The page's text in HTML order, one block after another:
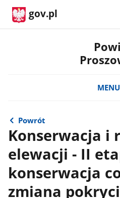
gov.pl
MENU
Powrót
Konserwacja i
elewacji - II
konserwacja
zmiana